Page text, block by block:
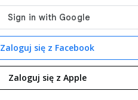
Zaloguj się z Facebook
Zaloguj się z Apple